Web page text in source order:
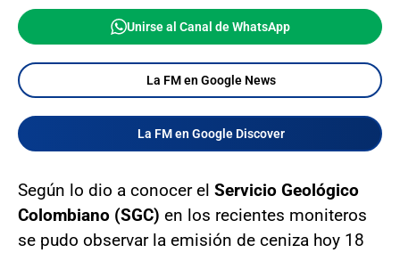
Unirse al Canal de WhatsApp
La FM en Google News
La FM en Google Discover
Según lo dio a conocer el Servicio Geológico
Colombiano (SGC) en los recientes moniteros
se pudo observar la emisión de ceniza hoy 18